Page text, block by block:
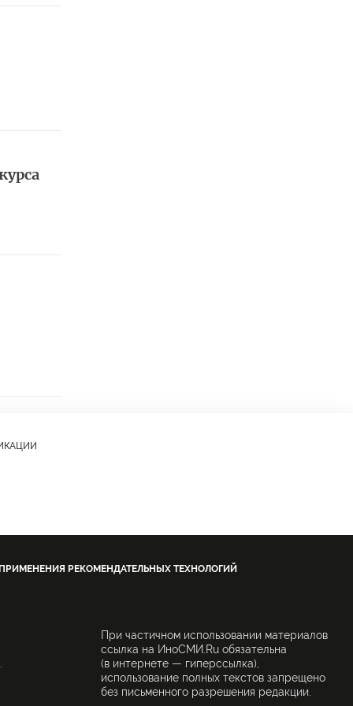
РЕКОМЕНДАТЕЛЬНЫХ ТЕХНОЛОГИЙ
При частичном использовании материалов
ссылка на ИноСМИ.Ru обязательна
(в интернете — гиперссылка),
использование полных текстов запрещено
без письменного разрешения редакции.